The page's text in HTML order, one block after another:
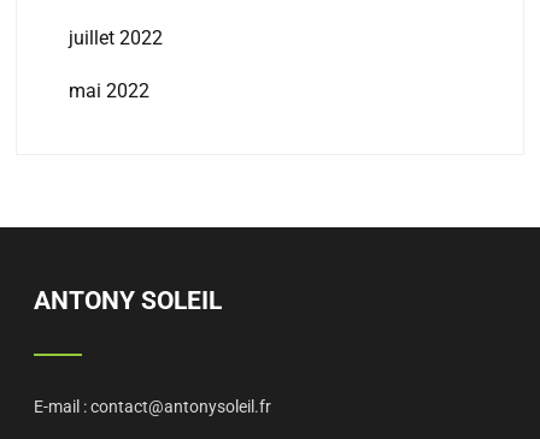
juillet 2022
mai 2022
ANTONY SOLEIL
E-mail :contact@antonysoleil.fr